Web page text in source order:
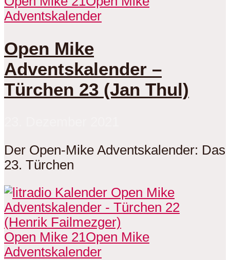
Adventskalender
Open Mike
Adventskalender –
Türchen 23 (Jan Thul)
Der Open-Mike Adventskalender: Das
23. Türchen
Open Mike 21Open Mike
Adventskalender